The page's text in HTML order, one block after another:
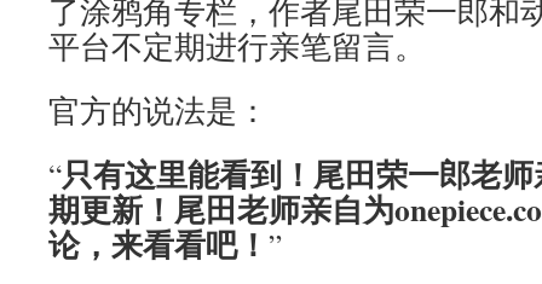
了涂鸦角专栏，作者尾田荣一郎和
平台不定期进行亲笔留言。
官方的说法是：
“只有这里能看到！尾田荣一郎老
期更新！尾田老师亲自为
论，来看看吧！ ”